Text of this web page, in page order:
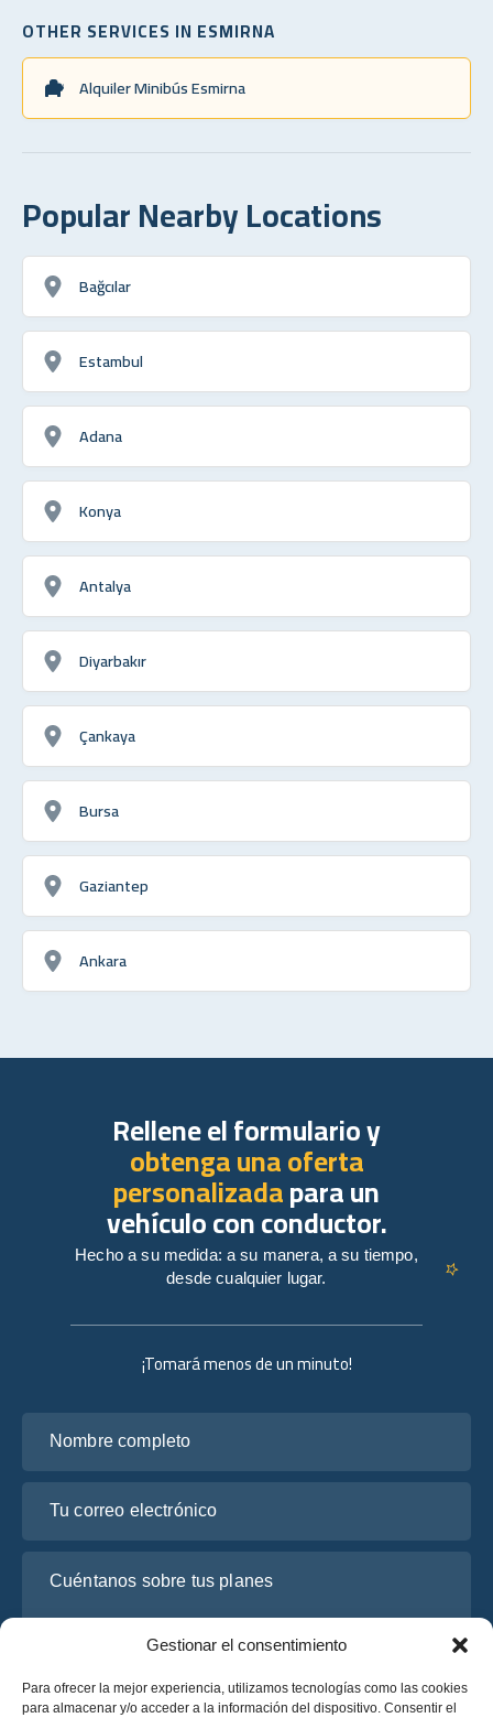
Gestionar el consentimiento
Para ofrecer la mejor experiencia, utilizamos tecnologías como las cookies
para almacenar y/o acceder a la información del dispositivo. Consentir el
OTHER SERVICES IN ESMIRNA
Alquiler Minibús Esmirna
Popular Nearby Locations
Bağcılar
Estambul
Adana
Konya
Antalya
Diyarbakır
Çankaya
Bursa
Gaziantep
Ankara
¡Tomará menos de un minuto!
Rellene el formulario y
obtenga una oferta
personalizadapara un
vehículo con conductor.
Hecho a su medida: a su manera, a su tiempo,
desde cualquier lugar.